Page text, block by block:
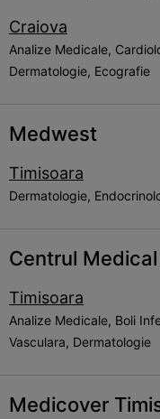
Craiova
Analize Medicale,
Dermatologie, Ecografie
Medwest
Timisoara
Dermatologie,
Centrul
Timisoara
Analize Medicale, Boli
Vasculara, Dermatologie
Medicover